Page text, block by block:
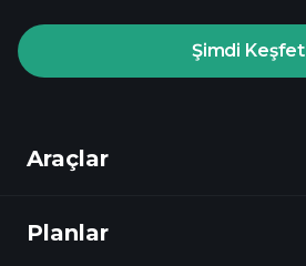
Şimdi Keşfet
Araçlar
Keşfet
Planlar